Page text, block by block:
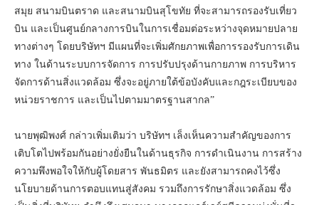
สมุย สนามบินตราด และสนามบินสุโขทัย ที่จะสามารถรองรับเที่ยว
บิน และเป็นศูนย์กลางการบินในการเชื่อมต่อระหว่างจุดหมายปลาย
ทางต่างๆ โดยบริษัทฯ มีแผนที่จะเพิ่มศักยภาพเพื่อการรองรับการเดิน
ทาง ในด้านระบบการจัดการ การปรับปรุงด้านกายภาพ การบริหาร
จัดการด้านสิ่งแวดล้อม ซึ่งจะอยู่ภายใต้ข้อบังคับและกฎระเบียบของ
หน่วยราชการ และเป็นไปตามมาตรฐานสากล”
นายพุฒิพงศ์ กล่าวเพิ่มเติมว่า บริษัทฯ เล็งเห็นความสำคัญของการ
เติบโตไปพร้อมกันอย่างยั่งยืนในด้านธุรกิจ การดำเนินงาน การสร้าง
ความพึงพอใจให้กับผู้โดยสาร พันธมิตร และยังสามารถคงไว้ซึ่ง
นโยบายด้านการตอบแทนสู่สังคม รวมถึงการรักษาสิ่งแวดล้อม ซึ่ง